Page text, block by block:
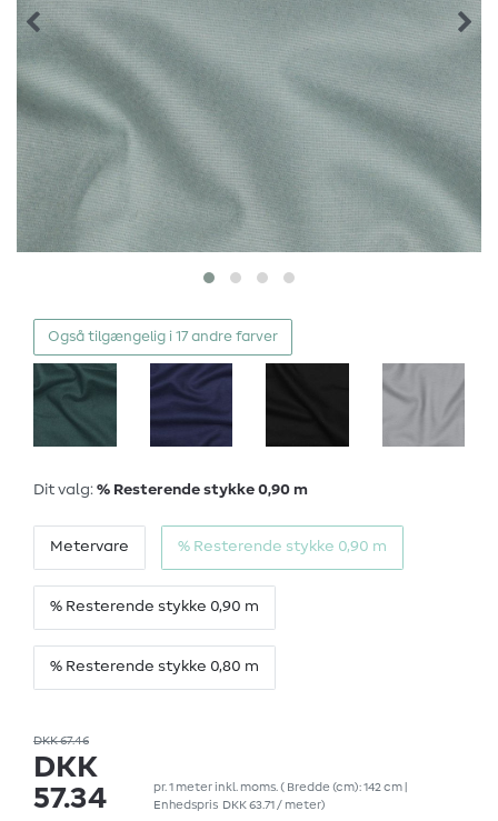
Også tilgængelig i 17 andre farver
Dit valg: % Resterende stykke 0,90 m
Metervare % Resterende stykke 0,90 m
% Resterende stykke 0,90 m
% Resterende stykke 0,80 m
DKK 67.46
DKK
57.34
pr.1 meterinkl. moms. ( Bredde (cm): 142 cm |
Enhedspris DKK 63.71 / meter)